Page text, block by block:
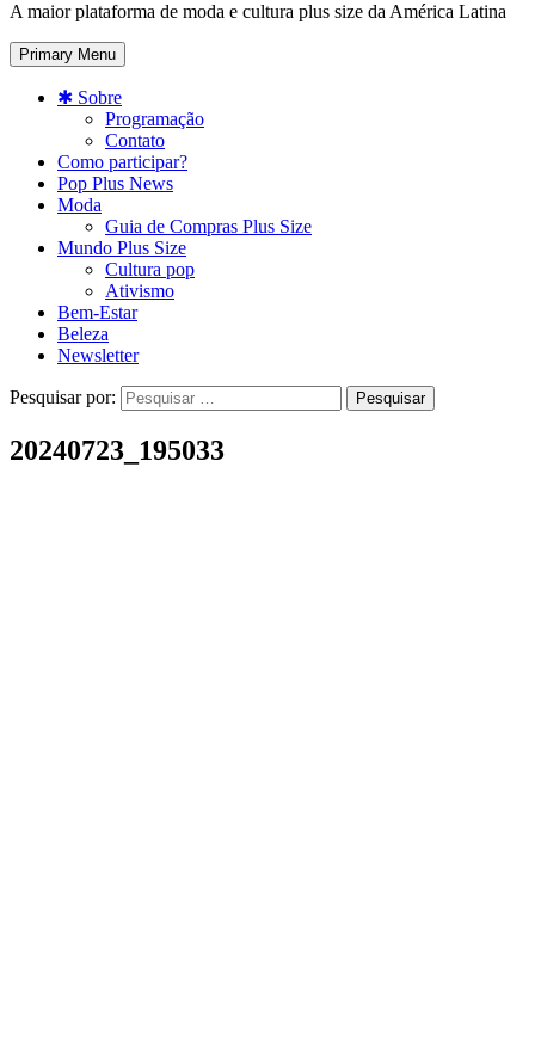
A maior plataforma de moda e cultura plus size da América Latina
Primary Menu
✱ Sobre
Programação
Contato
Como participar?
Pop Plus News
Moda
Guia de Compras Plus Size
Mundo Plus Size
Cultura pop
Ativismo
Bem-Estar
Beleza
Newsletter
Pesquisar por:
20240723_195033